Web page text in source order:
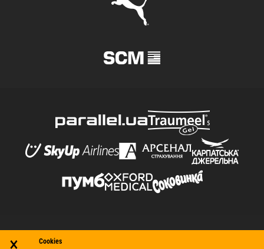
© Футбольний клуб «Шахтар» (Донецьк), 1998–2026. Усі
× Cookies